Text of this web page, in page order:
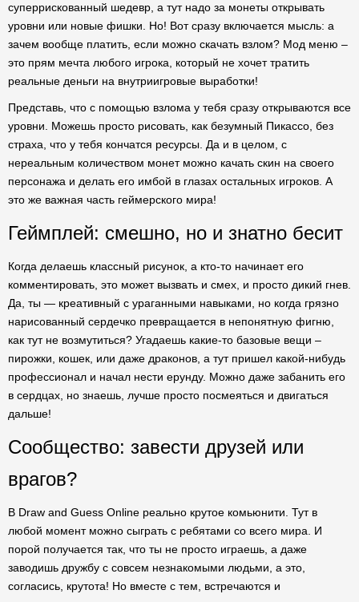
суперрискованный шедевр, а тут надо за монеты открывать
уровни или новые фишки. Но! Вот сразу включается мысль: а
зачем вообще платить, если можно скачать взлом? Мод меню –
это прям мечта любого игрока, который не хочет тратить
реальные деньги на внутриигровые выработки!
Представь, что с помощью взлома у тебя сразу открываются все
уровни. Можешь просто рисовать, как безумный Пикассо, без
страха, что у тебя кончатся ресурсы. Да и в целом, с
нереальным количеством монет можно качать скин на своего
персонажа и делать его имбой в глазах остальных игроков. А
это же важная часть геймерского мира!
Геймплей: смешно, но и знатно бесит
Когда делаешь классный рисунок, а кто-то начинает его
комментировать, это может вызвать и смех, и просто дикий гнев.
Да, ты — креативный с ураганными навыками, но когда грязно
нарисованный сердечко превращается в непонятную фигню,
как тут не возмутиться? Угадаешь какие-то базовые вещи –
пирожки, кошек, или даже драконов, а тут пришел какой-нибудь
профессионал и начал нести ерунду. Можно даже забанить его
в сердцах, но знаешь, лучше просто посмеяться и двигаться
дальше!
Сообщество: завести друзей или
врагов?
В Draw and Guess Online реально крутое комьюнити. Тут в
любой момент можно сыграть с ребятами со всего мира. И
порой получается так, что ты не просто играешь, а даже
заводишь дружбу с совсем незнакомыми людьми, а это,
согласись, крутота! Но вместе с тем, встречаются и